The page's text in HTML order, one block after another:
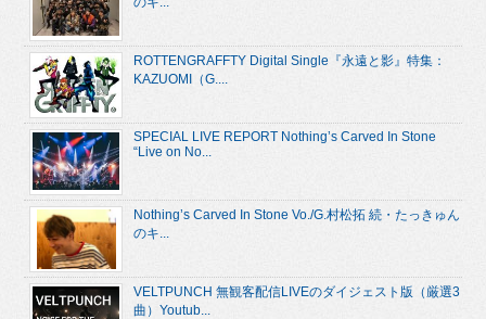
ROTTENGRAFFTY Digital Single『永遠と影』特集：
KAZUOMI（G....
SPECIAL LIVE REPORT Nothing’s Carved In Stone
“Live on No...
Nothing’s Carved In Stone Vo./G.村松拓 続・たっきゅん
のキ...
VELTPUNCH 無観客配信LIVEのダイジェスト版（厳選3
曲）Youtub...